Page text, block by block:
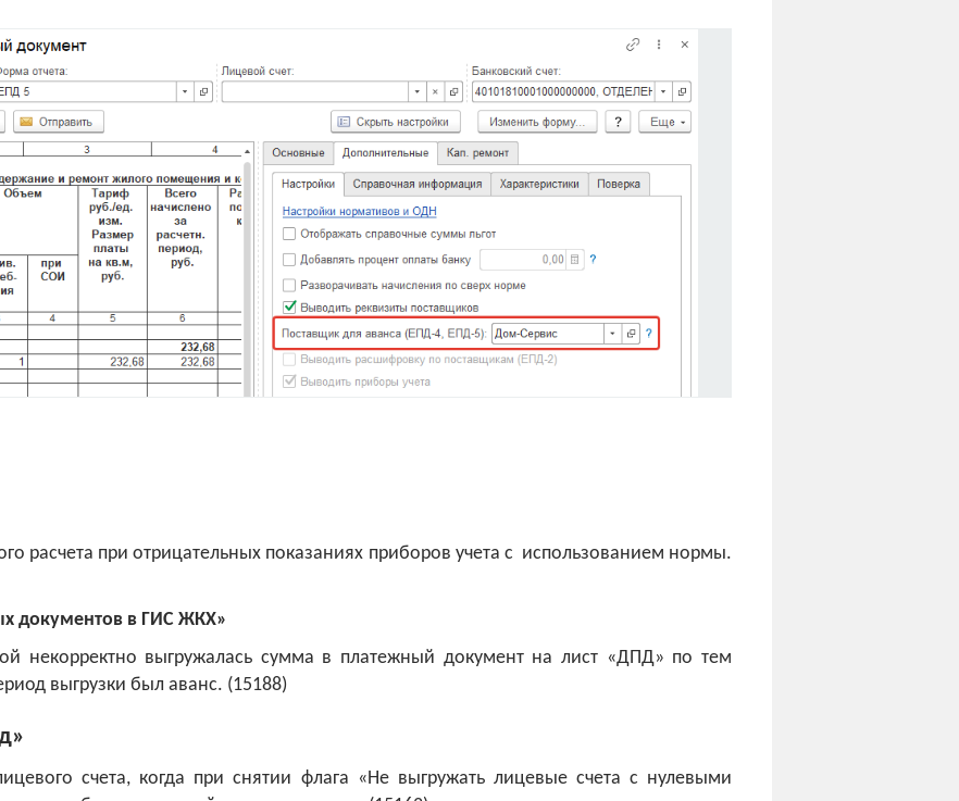
расчета при отрицательных показаниях приборов учета с использованием нормы.
документов в ГИС ЖКХ»
некорректно выгружалась сумма в платежный документ на лист «ДПД» по тем
выгрузки был аванс. (15188)
счета, когда при снятии флага «Не выгружать лицевые счета с нулевыми